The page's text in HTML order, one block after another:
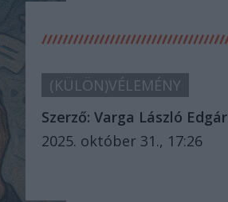
(KÜLÖN)VÉLEMÉNY
Szerző: Varga László Edgár
2025. október 31., 17:26